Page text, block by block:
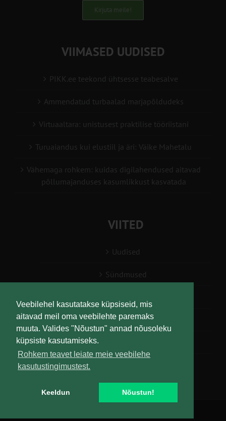
Veebilehel kasutatakse küpsiseid, mis
aitavad meil oma veebilehte paremaks
muuta. Valides "Nõustun" annad nõusoleku
küpsiste kasutamiseks.
Rohkem teavet leiate meie veebilehe
kasutustingimustest.
Keeldun Nõustun!
Kirjuta meile!
VIIMASED UUDISED
PIKK.ee teekond ühtsesse teabesalve
Ammendatud turbaalad marjapõldudeks
Virtuaaltara: unistusest praktilise tööriistani
Turuaiandus kui elustiil ja äri: Väike Mahetalu
Vähemaga rohkem: kuidas digilahendused aitavad
põllumajanduses kasumlikkust kasvatada
VIITED
Uudised
Sündmused
Teabesalv
Liitu uudiskirjaga